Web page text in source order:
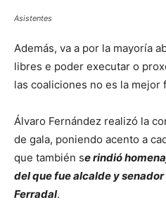
Asistentes
Además, va a por la mayoría
libres e poder executar o
las coaliciones no es la mejor
Álvaro Fernández realizó la
de gala, poniendo acento a
que también se rindió
del que fue alcalde y senador
Ferradal.